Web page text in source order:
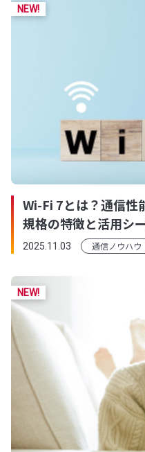
Wi-Fi 7とは？通信性
規格の特徴と活用シ
2025.11.03 通信ノウハウ